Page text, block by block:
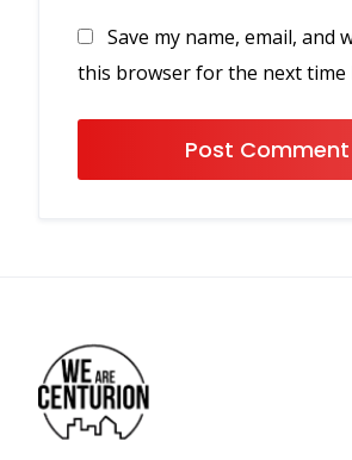
Save my name, email, and
this browser for the next time